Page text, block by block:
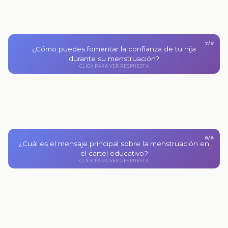
7/8
¿Cómo puedes fomentar la confianza de tu hija
durante su menstruación?
CLICK PARA VER RESPUESTA
Haciéndole saber que puede hablar contigo sin miedo
ni vergüenza.
CLICK PARA VOLVER
8/8
¿Cuál es el mensaje principal sobre la menstruación en
el cartel educativo?
CLICK PARA VER RESPUESTA
Es un proceso natural que se vive mejor con
información, cuidado y apoyo.
CLICK PARA VOLVER